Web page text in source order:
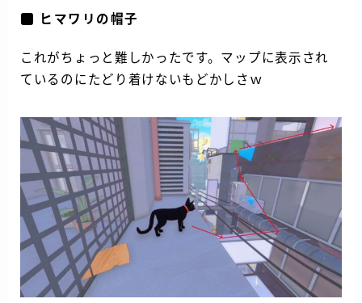
ヒマワリの帽子
これがちょっと難しかったです。マップに表示され
ているのにたどり着けないもどかしさｗ